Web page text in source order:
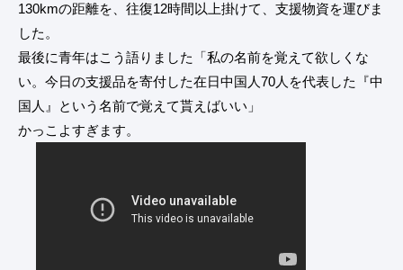
130kmの距離を、往復12時間以上掛けて、支援物資を運びま
した。
最後に青年はこう語りました「私の名前を覚えて欲しくな
い。今日の支援品を寄付した在日中国人70人を代表した『中
国人』という名前で覚えて貰えばいい」
かっこよすぎます。